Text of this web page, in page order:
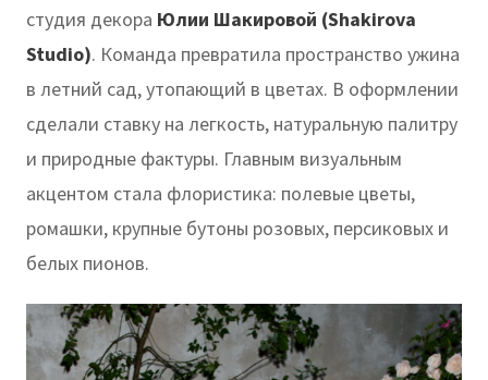
студия декора Юлии Шакировой (Shakirova
Studio). Команда превратила пространство ужина
в летний сад, утопающий в цветах. В оформлении
сделали ставку на легкость, натуральную палитру
и природные фактуры. Главным визуальным
акцентом стала флористика: полевые цветы,
ромашки, крупные бутоны розовых, персиковых и
белых пионов.